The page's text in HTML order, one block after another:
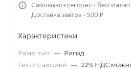
Самовывоз сегодня - бесплатно
Доставка завтра - 500 ₽
Характеристики
Рама: тип — Ригид
Текст с акцией — 22% НДС